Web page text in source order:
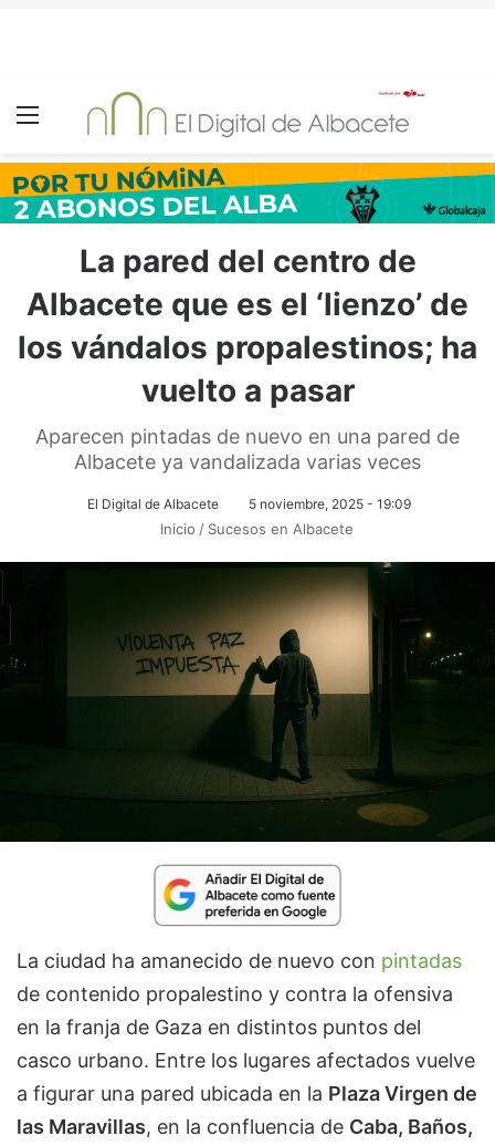
Menú
La pared del centro de
Albacete que es el ‘lienzo’ de
los vándalos propalestinos; ha
vuelto a pasar
Aparecen pintadas de nuevo en una pared de
Albacete ya vandalizada varias veces
El Digital de Albacete 5 noviembre, 2025 - 19:09
Inicio / Sucesos en Albacete
La ciudad ha amanecido de nuevo con pintadas
de contenido propalestino y contra la ofensiva
en la franja de Gaza en distintos puntos del
casco urbano. Entre los lugares afectados vuelve
a figurar una pared ubicada en la Plaza Virgen de
las Maravillas, en la confluencia de Caba, Baños,